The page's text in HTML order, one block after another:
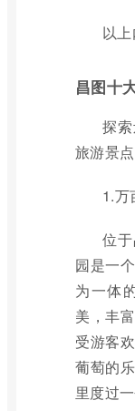
以
昌图十
探
旅游景点
1.万
位
园是一
为一体
美，丰
受游客
葡萄的
里度过